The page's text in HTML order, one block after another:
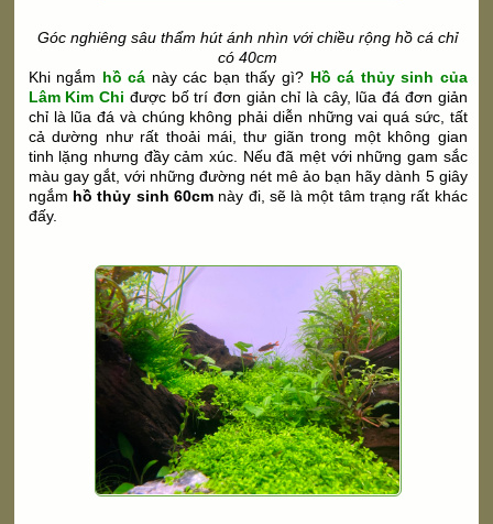
Góc nghiêng sâu thẩm hút ánh nhìn với chiều rộng hồ cá chỉ
có 40cm
Khi ngắm hồ cá này các bạn thấy gì? Hồ cá thủy sinh của
Lâm Kim Chi được bố trí đơn giản chỉ là cây, lũa đá đơn giản
chỉ là lũa đá và chúng không phải diễn những vai quá sức, tất
cả dường như rất thoải mái, thư giãn trong một không gian
tinh lặng nhưng đầy cảm xúc. Nếu đã mệt với những gam sắc
màu gay gắt, với những đường nét mê ảo bạn hãy dành 5 giây
ngắm hồ thủy sinh 60cmnày đi, sẽ là một tâm trạng rất khác
đấy.